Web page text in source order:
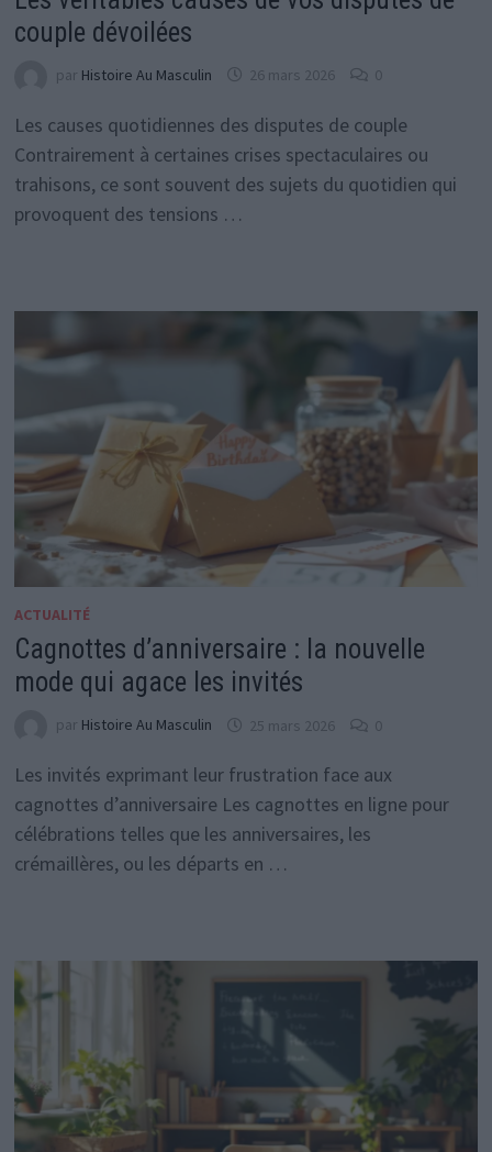
couple dévoilées
par Histoire Au Masculin 26 mars 2026 0
Les causes quotidiennes des disputes de couple
Contrairement à certaines crises spectaculaires ou
trahisons, ce sont souvent des sujets du quotidien qui
provoquent des tensions …
ACTUALITÉ
Cagnottes d’anniversaire : la nouvelle
mode qui agace les invités
par Histoire Au Masculin 25 mars 2026 0
Les invités exprimant leur frustration face aux
cagnottes d’anniversaire Les cagnottes en ligne pour
célébrations telles que les anniversaires, les
crémaillères, ou les départs en …